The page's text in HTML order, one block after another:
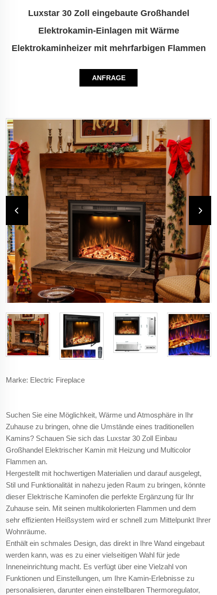
Luxstar 30 Zoll eingebaute Großhandel
Elektrokamin-Einlagen mit Wärme
Elektrokaminheizer mit mehrfarbigen Flammen
ANFRAGE
Marke: Electric Fireplace
Suchen Sie eine Möglichkeit, Wärme und Atmosphäre in Ihr
Zuhause zu bringen, ohne die Umstände eines traditionellen
Kamins? Schauen Sie sich das Luxstar 30 Zoll Einbau
Großhandel Elektrischer Kamin mit Heizung und Multicolor
Flammen an.
Hergestellt mit hochwertigen Materialien und darauf ausgelegt,
Stil und Funktionalität in nahezu jeden Raum zu bringen, könnte
dieser Elektrische Kaminofen die perfekte Ergänzung für Ihr
Zuhause sein. Mit seinen multikolorierten Flammen und dem
sehr effizienten Heißsystem wird er schnell zum Mittelpunkt Ihrer
Wohnräume.
Enthält ein schmales Design, das direkt in Ihre Wand eingebaut
werden kann, was es zu einer vielseitigen Wahl für jede
Inneneinrichtung macht. Es verfügt über eine Vielzahl von
Funktionen und Einstellungen, um Ihre Kamin-Erlebnisse zu
personalisieren, darunter einen einstellbaren Thermoregulator,